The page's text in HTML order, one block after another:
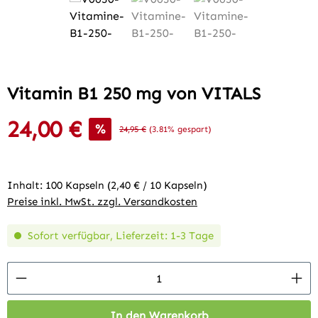
Vitamin B1 250 mg von VITALS
Verkaufspreis:
24,00 € % Regulärer Preis:
24,95 € (3.81% gespart)
Inhalt: 100 Kapseln (2,40 € / 10 Kapseln)
Preise inkl. MwSt. zzgl. Versandkosten
Sofort verfügbar, Lieferzeit: 1-3 Tage
Produkt Anzahl: Gib den gewünschten